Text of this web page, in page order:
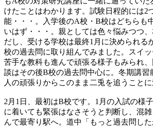
けたことはわかります。試験日程的には2
能・・・。入学後のA校・B校はどちらも
いはず・・・。親としては色々悩みつつ
だし、受ける学校は最終1月に決められる
校の過去問に取り組んでみました。スイッ
苦手な教科も進んで頑張る様子もみられ
談はその後B校の過去問中心に。冬期講習
人の頑張りからこのまま二兎を追うことに
2月1日、最初はB校です。1月の入試の様
に着いても緊張はなさそうと判断し、混
んで最寄り駅へ。道中「もっと過去問し